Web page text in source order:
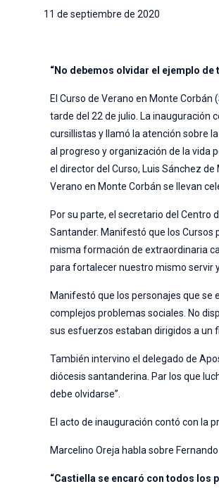
11 de septiembre de 2020
“No debemos olvidar el ejemplo de
El Curso de Verano en Monte
tarde del 22 de julio. La inauguración
cursillistas y llamó la atención sobre
al progreso y organización de la vida
el director del Curso, Luis Sánchez
Verano en Monte Corbán se llevan
Por su parte, el secretario del Centro
Santander. Manifestó que los
misma formación de extraordinaria
para fortalecer nuestro mismo servir
Manifestó que los personajes que se
complejos problemas sociales. No
sus esfuerzos estaban dirigidos a un
También intervino el delegado de
diócesis santanderina. Par los que
debe olvidarse”.
El acto de inauguración contó con la
Marcelino Oreja habla sobre
“Castiella se encaró con todos los